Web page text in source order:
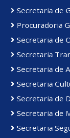
Secretaria de
Procuradoria
Secretaria de
Secretaria
Secretaria de
Secretaria
Secretaria de
Secretaria de
Secretaria